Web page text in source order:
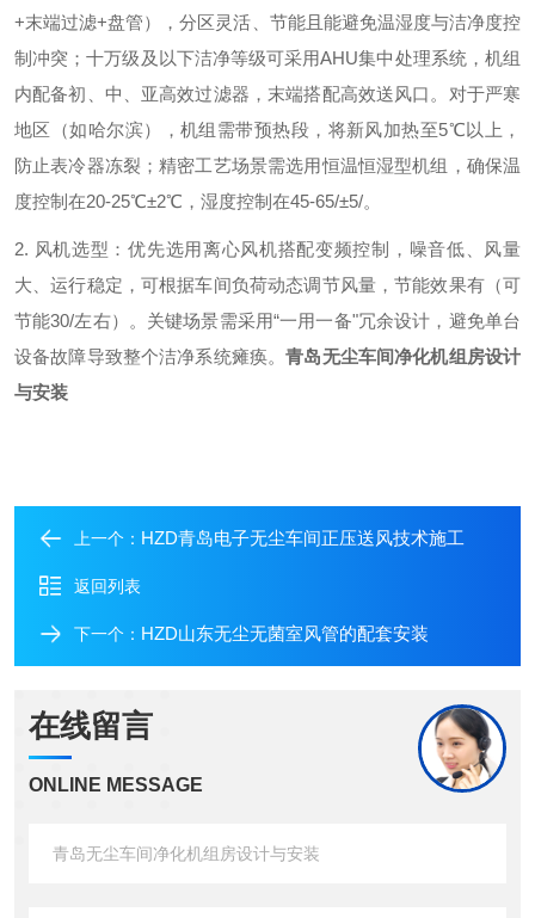
+末端过滤+盘管），分区灵活、节能且能避免温湿度与洁净度控
制冲突；十万级及以下洁净等级可采用AHU集中处理系统，机组
内配备初、中、亚高效过滤器，末端搭配高效送风口。对于严寒
地区（如哈尔滨），机组需带预热段，将新风加热至5℃以上，
防止表冷器冻裂；精密工艺场景需选用恒温恒湿型机组，确保温
度控制在20-25℃±2℃，湿度控制在45-65/±5/。
2. 风机选型：优先选用离心风机搭配变频控制，噪音低、风量
大、运行稳定，可根据车间负荷动态调节风量，节能效果有（可
节能30/左右）。关键场景需采用“一用一备"冗余设计，避免单台
设备故障导致整个洁净系统瘫痪。青岛无尘车间净化机组房设计
与安装
上一个： HZD青岛电子无尘车间正压送风技术施工
返回列表
下一个： HZD山东无尘无菌室风管的配套安装
在线留言
ONLINE MESSAGE